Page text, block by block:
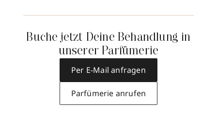
Buche jetzt Deine Behandlung in
unserer Parfümerie
Per E-Mail anfragen
Parfümerie anrufen